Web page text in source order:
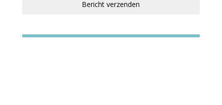
Bericht verzenden